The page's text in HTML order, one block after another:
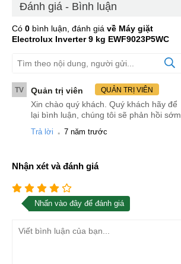
Đánh giá - Bình luận
Có 0 bình luận, đánh giá về Máy giặt
Electrolux Inverter 9 kg EWF9023P5WC
TV Quản trị viên QUẢN TRỊ VIÊN
Xin chào quý khách. Quý khách hãy để
lại bình luận, chúng tôi sẽ phản hồi sớm
Trả lời . 7 năm trước
Nhận xét và đánh giá
Nhấn vào đây để đánh giá